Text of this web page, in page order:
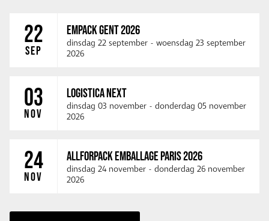
22
SEP
EMPACK GENT 2026
dinsdag 22 september - woensdag 23 september
2026
03
NOV
LOGISTICA NEXT
dinsdag 03 november - donderdag 05 november
2026
24
NOV
ALLFORPACK EMBALLAGE PARIS 2026
dinsdag 24 november - donderdag 26 november
2026